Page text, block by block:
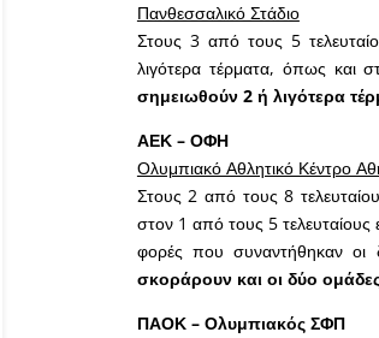
Πανθεσσαλικό Στάδιο
Στους 3 από τους 5
λιγότερα τέρματα, όπως και
σημειωθούν 2 ή λιγότερα
ΑΕΚ – ΟΦΗ
Ολυμπιακό Αθλητικό Κέντρο
Στους 2 από τους 8
στον 1 από τους 5
φορές που συναντήθηκαν
σκοράρουν και οι δύο
ΠΑΟΚ – Ολυμπιακός ΣΦΠ